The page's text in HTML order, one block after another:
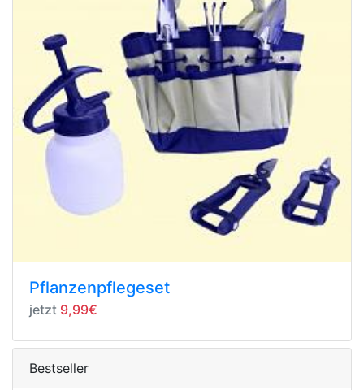
Pflanzenpflegeset
jetzt 9,99€
Bestseller